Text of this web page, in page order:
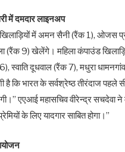
में दमदार लाइनअप
में अमन सैनी (रैंक 1), ओजस
9) खेलेंगे। महिला कंपाउंड
स्वाति दूधवाल (रैंक 7), मधुरा
है कि भारत के सर्वश्रेष्ठ तीरंदाज
एएआई महासचिव वीरेन्द्र सचदेवा
के लिए यादगार साबित होगा।”